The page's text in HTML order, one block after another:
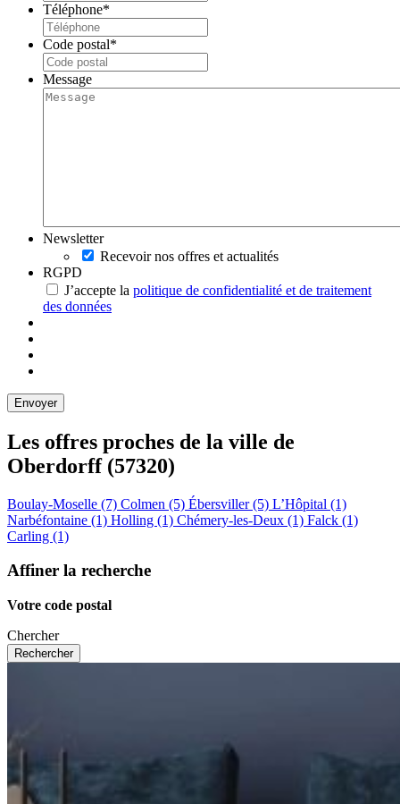
Téléphone*
Code postal*
Message
Newsletter
Recevoir nos offres et actualités
RGPD
J’accepte la politique de confidentialité et de traitement
des données
Les offres proches de la ville de
Oberdorff(57320)
Boulay-Moselle (7) Colmen (5) Ébersviller (5) L’Hôpital (1)
Narbéfontaine (1) Holling (1) Chémery-les-Deux (1) Falck (1)
Carling (1)
Affiner la recherche
Votre code postal
Chercher